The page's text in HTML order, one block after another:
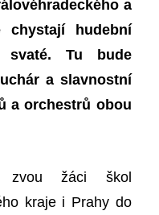
a
chystají hudební
svaté. Tu bude
a slavnostní
a orchestrů obou
zvou žáci škol
kraje i Prahy do